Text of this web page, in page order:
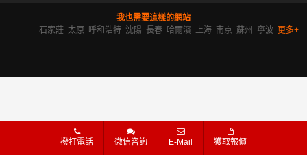
撥打電話 微信咨詢 E-Mail 獲取報價
我也需要這樣的網站
石家莊 太原 呼和浩特 沈陽 長春 哈爾濱 上海 南京 蘇州 寧波 更多+